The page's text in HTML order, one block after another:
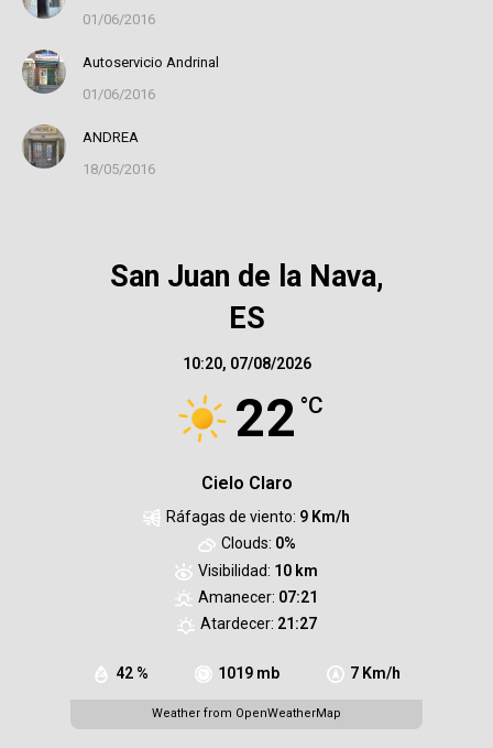
01/06/2016
Autoservicio Andrinal
01/06/2016
ANDREA
18/05/2016
San Juan de la Nava,
ES
10:20, 07/08/2026
22 °C
Cielo Claro
42 % 1019 mb 7 Km/h
Ráfagas de viento: 9 Km/h
Clouds: 0%
Visibilidad: 10 km
Amanecer: 07:21
Atardecer: 21:27
Weather from OpenWeatherMap